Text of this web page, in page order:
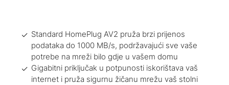
Standard HomePlug AV2 pruža brzi prijenos
podataka do 1000 MB/s, podržavajući sve vaše
potrebe na mreži bilo gdje u vašem domu
Gigabitni priključak u potpunosti iskorištava vaš
internet i pruža sigurnu žičanu mrežu vaš stolni